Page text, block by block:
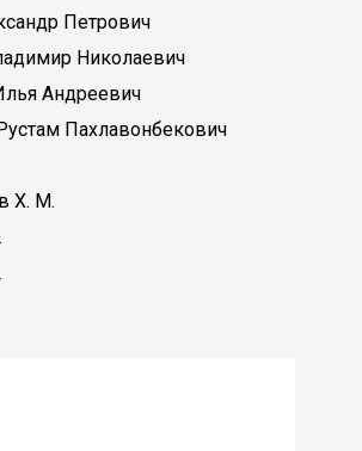
Петрович
Николаевич
Андреевич
Пахлавонбекович
Х. М.